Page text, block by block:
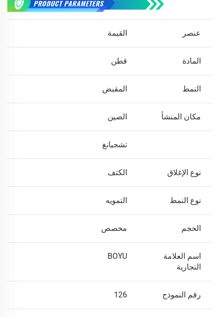
عنصر القيمة
المادة قطن
النمط المقبض
مكان المنشأ الصين
تشجيانغ
نوع الإغلاق الكتف
نوع النمط التمويه
الحجم مخصص
اسم العلامة
التجارية
BOYU
رقم النموذج 126